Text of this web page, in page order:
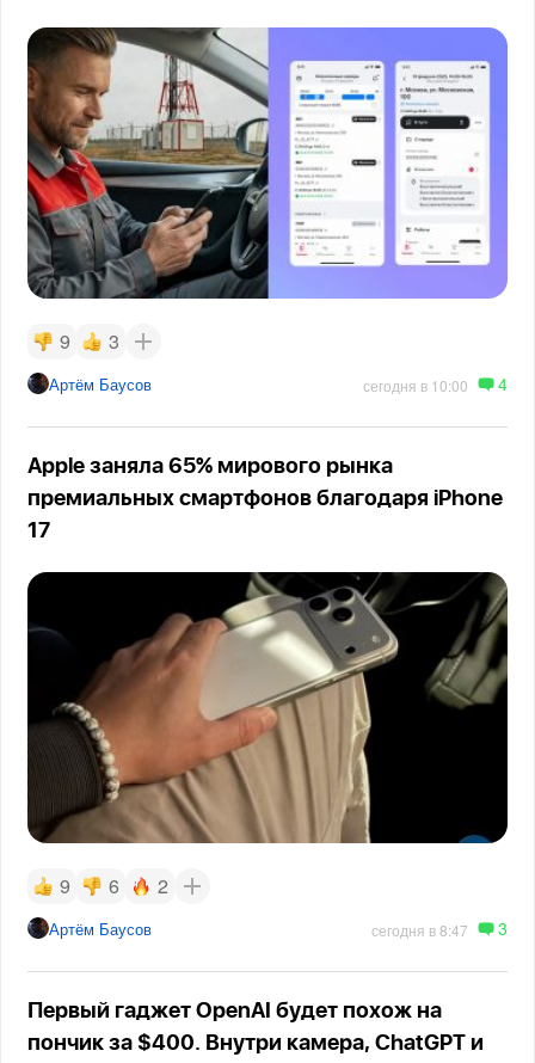
9 3
Артём Баусов сегодня в 10:00 4
Apple заняла 65% мирового рынка
премиальных смартфонов благодаря iPhone
17
9 6 2
Артём Баусов сегодня в 8:47 3
Первый гаджет OpenAI будет похож на
пончик за $400. Внутри камера, ChatGPT и